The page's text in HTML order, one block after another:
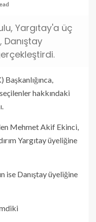
Yargıtay'a üç
Danıştay
hakkındaki
Mehmet Akif Ekinci,
Yargıtay üyeliğine
ise Danıştay üyeliğine